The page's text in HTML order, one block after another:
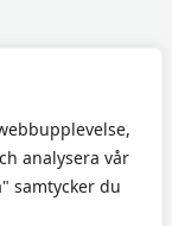
analysera vår
samtycker du